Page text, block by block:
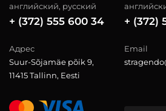
английский, русский
+ (372) 555 600 34 + (372)
Адрес
Suur-Sõjamäe põik 9,
11415 Tallinn, Eesti
Email